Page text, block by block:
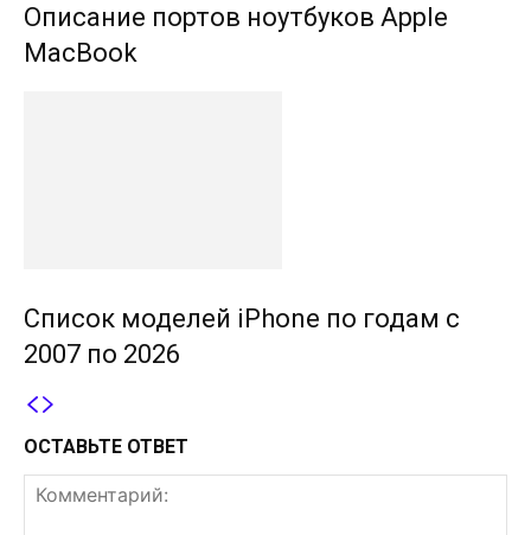
Описание портов ноутбуков Apple
MacBook
Список моделей iPhone по годам с
2007 по 2026
ОСТАВЬТЕ ОТВЕТ